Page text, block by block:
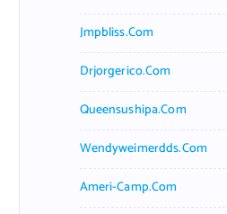
Jmpbliss.com
Drjorgerico.com
Queensushipa.com
Wendyweimerdds.com
Ameri-Camp.com